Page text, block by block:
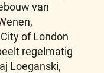
van
of London
regelmatig
Loeganski,